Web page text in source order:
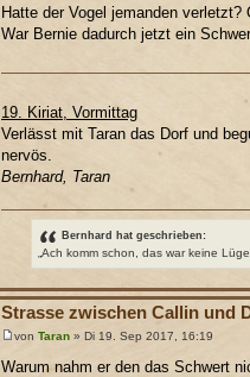
Hatte der Vogel jemanden
War Bernie dadurch jetzt ein
19. Kiriat, Vormittag
Verlässt mit Taran das Dorf und
nervös.
Bernhard, Taran
Bernhard hat geschrieben:
„Ach komm schon, das war keine
Strasse zwischen Callin und
von Taran» Di 19. Sep 2017, 16:19
Warum nahm er den das Schwert